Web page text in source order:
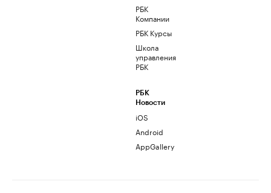
РБК
Компании
РБК Курсы
Школа
управления
РБК
РБК
Новости
iOS
Android
AppGallery